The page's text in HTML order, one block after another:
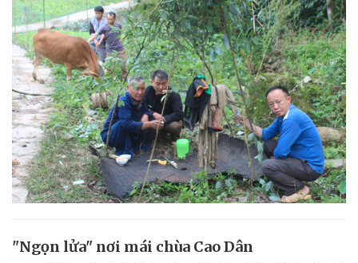
"Ngọn lửa" nơi mái chùa Cao Dân